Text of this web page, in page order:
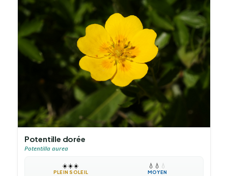
Potentille dorée
Potentilla aurea
☀️☀️☀️
PLEIN SOLEIL
💧 💧 💧
MOYEN